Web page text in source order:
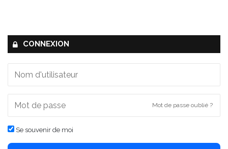
CONNEXION
Mot de passe oublié ?
Se souvenir de moi